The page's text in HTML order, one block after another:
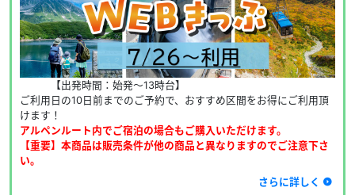
【出発時間：始発～13時台】
ご利用日の10日前までのご予約で、おすすめ区間をお得にご利用頂
けます！
アルペンルート内でご宿泊の場合もご購入いただけます。
【重要】本商品は販売条件が他の商品と異なりますのでご注意下さ
い。
さらに詳しく